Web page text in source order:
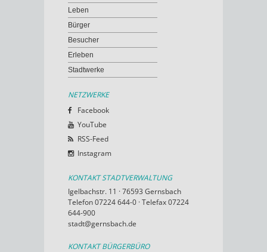
Leben
Bürger
Besucher
Erleben
Stadtwerke
NETZWERKE
Facebook
YouTube
RSS-Feed
Instagram
KONTAKT STADTVERWALTUNG
Igelbachstr. 11 · 76593 Gernsbach
Telefon 07224 644-0 · Telefax 07224
644-900
stadt@gernsbach.de
KONTAKT BÜRGERBÜRO